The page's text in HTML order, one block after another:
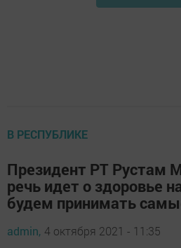
В РЕСПУБЛИКЕ
Президент РТ Рустам
речь идет о здоровье
будем принимать
admin, 4 октября 2021 - 11:35